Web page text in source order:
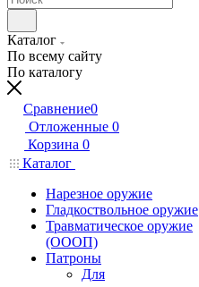
Каталог
По всему сайту
По каталогу
Сравнение0
Отложенные 0
Корзина 0
Каталог
Нарезное оружие
Гладкоствольное оружие
Травматическое оружие
(ОООП)
Патроны
Для